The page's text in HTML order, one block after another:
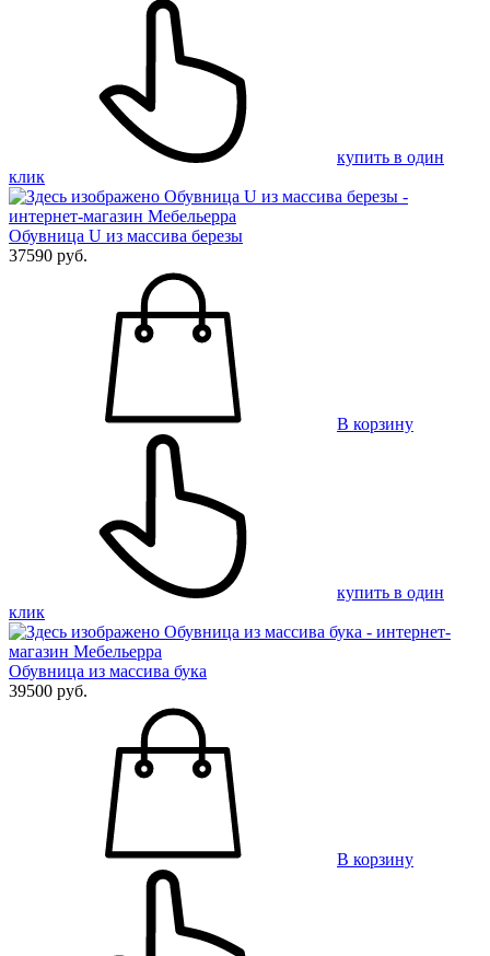
купить в один
клик
Обувница U из массива березы
37590 руб.
В корзину
купить в один
клик
Обувница из массива бука
39500 руб.
В корзину